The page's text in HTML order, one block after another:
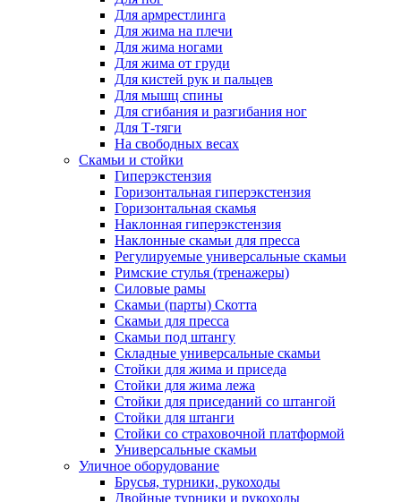
Для армрестлинга
Для жима на плечи
Для жима ногами
Для жима от груди
Для кистей рук и пальцев
Для мышц спины
Для сгибания и разгибания ног
Для Т-тяги
На свободных весах
Скамьи и стойки
Гиперэкстензия
Горизонтальная гиперэкстензия
Горизонтальная скамья
Наклонная гиперэкстензия
Наклонные скамьи для пресса
Регулируемые универсальные скамьи
Римские стулья (тренажеры)
Силовые рамы
Скамьи (парты) Скотта
Скамьи для пресса
Скамьи под штангу
Складные универсальные скамьи
Стойки для жима и приседа
Стойки для жима лежа
Стойки для приседаний со штангой
Стойки для штанги
Стойки со страховочной платформой
Универсальные скамьи
Уличное оборудование
Брусья, турники, рукоходы
Двойные турники и рукоходы